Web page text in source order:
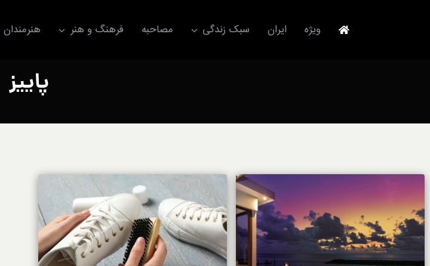
ویژه ایران سبک زندگی
آداب معاشرت
ورزش/ سلامت/ زیبایی
تکنولوژی
خودرو
مصاحبه فرهنگ و هنر هنرمندان
پاییز